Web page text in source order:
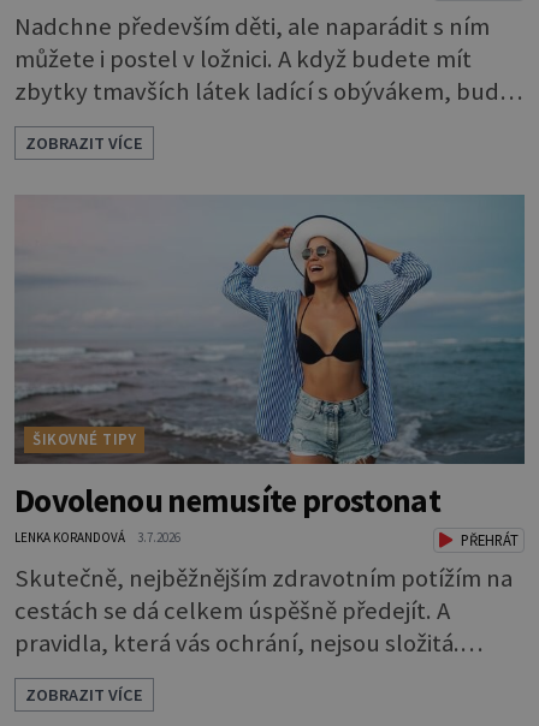
Nadchne především děti, ale naparádit s ním
můžete i postel v ložnici. A když budete mít
zbytky tmavších látek ladící s obývákem, bude
se hodit i tam. Budete potřebovat: - zbytky
barevně sladěných bavlněných látek - 0,5 m
látky na vnitřní polštářek - duté vlákno na výplň
- 2 knoflíky - 0,5 m jednostranně nalepovacího
vlizelínu - pravítko a řezák nebo nůžky Přední
strana s aplikací 1. V
ZOBRAZIT VÍCE
ŠIKOVNÉ TIPY
Dovolenou nemusíte prostonat
LENKA KORANDOVÁ 3.7.2026 PŘEHRÁT
Skutečně, nejběžnějším zdravotním potížím na
cestách se dá celkem úspěšně předejít. A
pravidla, která vás ochrání, nejsou složitá.
Riziko na talíři Drtivou většinu cestovatelských
průjmů vyvolávají fekální bakterie. Do kuchyně
ZOBRAZIT VÍCE